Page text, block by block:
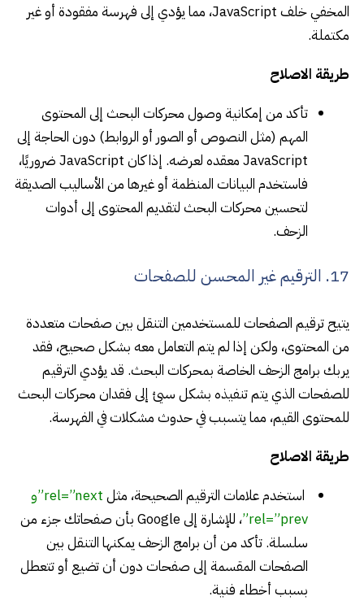
المخفي خلف JavaScript، مما يؤدي إلى فهرسة مفقودة أو غير
مكتملة.
طريقة الاصلاح
تأكد من إمكانية وصول محركات البحث إلى المحتوى
المهم (مثل النصوص أو الصور أو الروابط) دون الحاجة إلى
JavaScript معقده لعرضه. إذا كان JavaScript ضروريًا،
فاستخدم البيانات المنظمة أو غيرها من الأساليب الصديقة
لتحسين محركات البحث لتقديم المحتوى إلى أدوات
الزحف.
17. الترقيم غير المحسن للصفحات
يتيح ترقيم الصفحات للمستخدمين التنقل بين صفحات متعددة
من المحتوى، ولكن إذا لم يتم التعامل معه بشكل صحيح، فقد
يربك برامج الزحف الخاصة بمحركات البحث. قد يؤدي الترقيم
للصفحات الذي يتم تنفيذه بشكل سيئ إلى فقدان محركات البحث
للمحتوى القيم، مما يتسبب في حدوث مشكلات في الفهرسة.
طريقة الاصلاح
استخدم علامات الترقيم الصحيحة، مثل rel=”next” و
rel=”prev”
، للإشارة إلى Google بأن صفحاتك جزء من
سلسلة. تأكد من أن برامج الزحف يمكنها التنقل بين
الصفحات المقسمة إلى صفحات دون أن تضيع أو تتعطل
بسبب أخطاء فنية.